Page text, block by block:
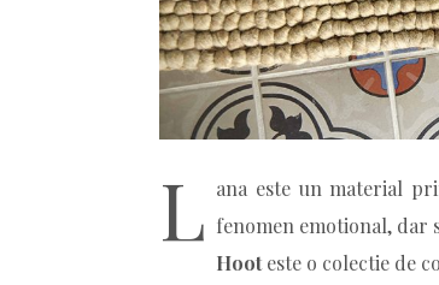
L ana este un material
fenomen emotional, dar
Hooteste o colectie de